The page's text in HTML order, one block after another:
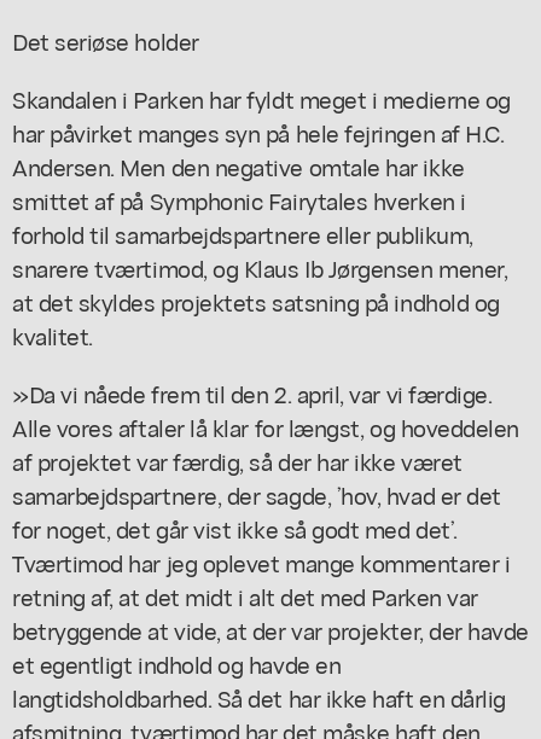
Det seriøse holder
Skandalen i Parken har fyldt meget i medierne og
har påvirket manges syn på hele fejringen af H.C.
Andersen. Men den negative omtale har ikke
smittet af på Symphonic Fairytales hverken i
forhold til samarbejdspartnere eller publikum,
snarere tværtimod, og Klaus Ib Jørgensen mener,
at det skyldes projektets satsning på indhold og
kvalitet.
»Da vi nåede frem til den 2. april, var vi færdige.
Alle vores aftaler lå klar for længst, og hoveddelen
af projektet var færdig, så der har ikke været
samarbejdspartnere, der sagde, ’hov, hvad er det
for noget, det går vist ikke så godt med det’.
Tværtimod har jeg oplevet mange kommentarer i
retning af, at det midt i alt det med Parken var
betryggende at vide, at der var projekter, der havde
et egentligt indhold og havde en
langtidsholdbarhed. Så det har ikke haft en dårlig
afsmitning, tværtimod har det måske haft den